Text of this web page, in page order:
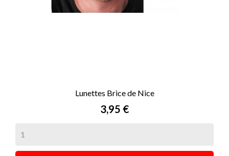
Lunettes Brice de Nice
Prix
3,95 €